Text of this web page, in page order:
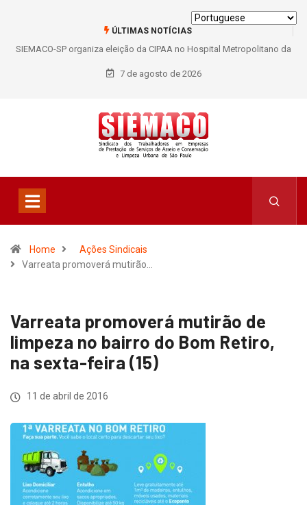
ÚLTIMAS NOTÍCIAS
SIEMACO-SP organiza eleição da CIPAA no Hospital Metropolitano da
Lapa e fortalece participação dos trabalhadores
7 de agosto de 2026
Home
Ações Sindicais
Varreata promoverá mutirão…
Varreata promoverá mutirão de
limpeza no bairro do Bom Retiro,
na sexta-feira (15)
11 de abril de 2016